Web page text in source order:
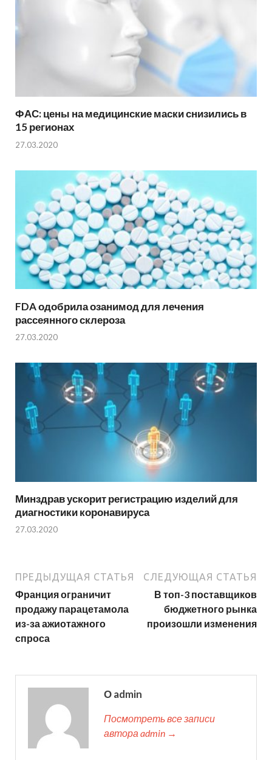
ФАС: цены на медицинские маски снизились в
15 регионах
27.03.2020
FDA одобрила озанимод для лечения
рассеянного склероза
27.03.2020
Минздрав ускорит регистрацию изделий для
диагностики коронавируса
27.03.2020
ПРЕДЫДУЩАЯ СТАТЬЯ
Франция ограничит
продажу парацетамола
из-за ажиотажного
спроса
СЛЕДУЮЩАЯ СТАТЬЯ
В топ-3 поставщиков
бюджетного рынка
произошли изменения
О admin
Посмотреть все записи
автора admin →